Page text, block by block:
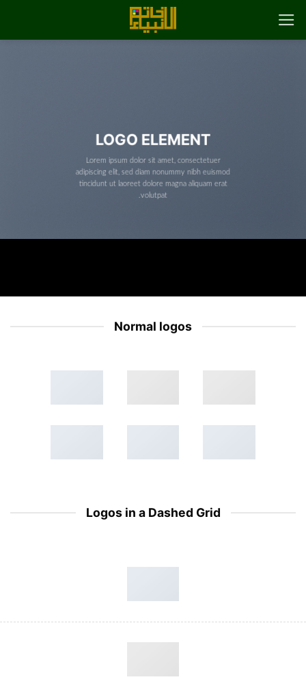
LOGO ELEMENT
Lorem ipsum dolor sit amet, consectetuer
adipiscing elit, sed diam nonummy nibh euismod
tincidunt ut laoreet dolore magna aliquam erat
volutpat.
Normal logos
Logos in a Dashed Grid